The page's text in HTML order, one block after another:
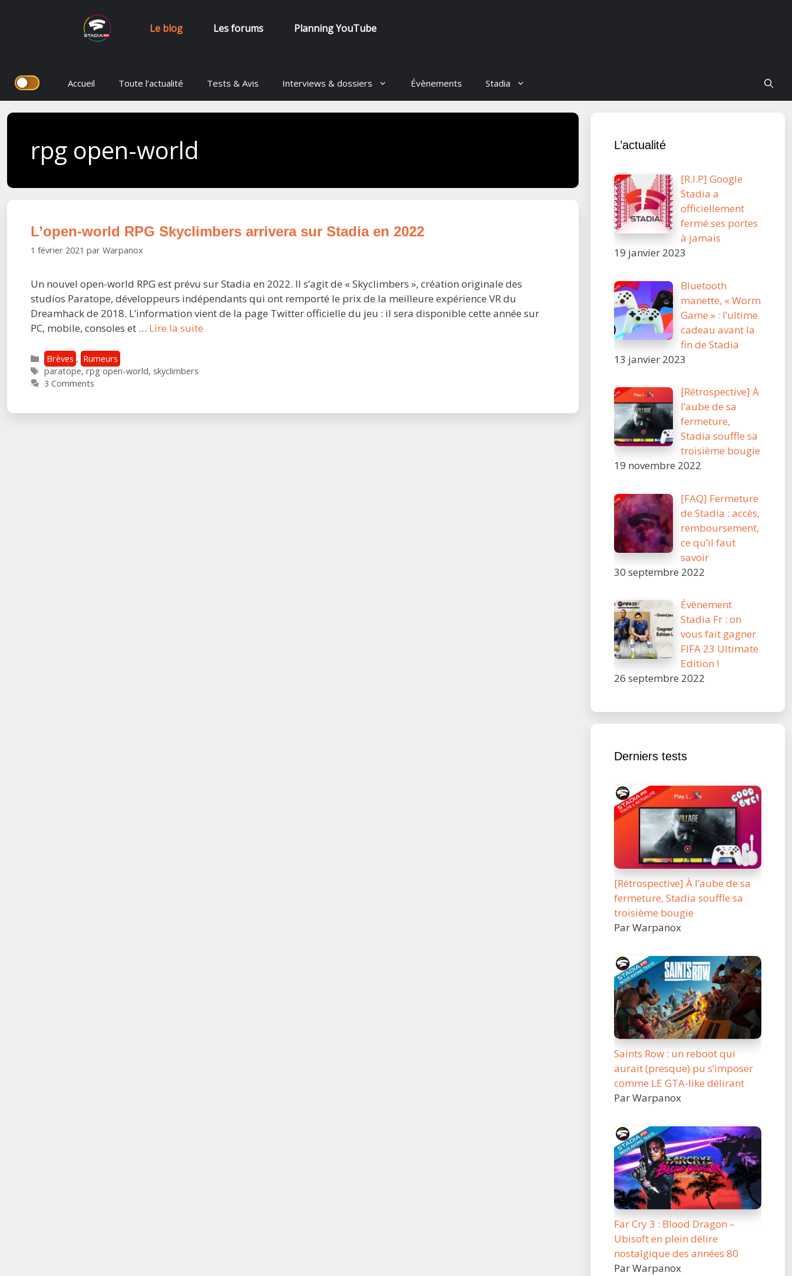
Le blog Les forums Planning YouTube
Aller
contenu
Accueil Toute l’actualité Tests & Avis Interviews & dossiers Évènements Stadia
rpg open-world
L’open-world RPG Skyclimbers arrivera sur Stadia en 2022
1 février 2021 par Warpanox
Un nouvel open-world RPG est prévu sur Stadia en 2022. Il s’agit de « Skyclimbers », création originale des
studios Paratope, développeurs indépendants qui ont remporté le prix de la meilleure expérience VR du
Dreamhack de 2018. L’information vient de la page Twitter officielle du jeu : il sera disponible cette année sur
PC, mobile, consoles et … Lire la suite
Stadia
Catégories
Brèves , Rumeurs
Étiquettes
paratope,rpg open-world, skyclimbers
3 Comments
L’actualité
[R.I.P] Google
Stadia a
officiellement
fermé ses portes
à jamais
19 janvier 2023
Bluetooth
manette, « Worm
Game » : l’ultime
cadeau avant la
fin de Stadia
13 janvier 2023
[Rétrospective] À
l’aube de sa
fermeture,
Stadia souffle sa
troisième bougie
19 novembre 2022
[FAQ] Fermeture
de Stadia : accès,
remboursement,
ce qu’il faut
savoir
30 septembre 2022
Évènement
Stadia Fr : on
vous fait gagner
FIFA 23 Ultimate
Edition !
26 septembre 2022
Derniers tests
[Rétrospective] À l’aube de sa
fermeture, Stadia souffle sa
troisième bougie
Par Warpanox
Saints Row : un reboot qui
aurait (presque) pu s’imposer
comme LE GTA-like délirant
Par Warpanox
Far Cry 3 : Blood Dragon –
Ubisoft en plein délire
nostalgique des années 80
Par Warpanox